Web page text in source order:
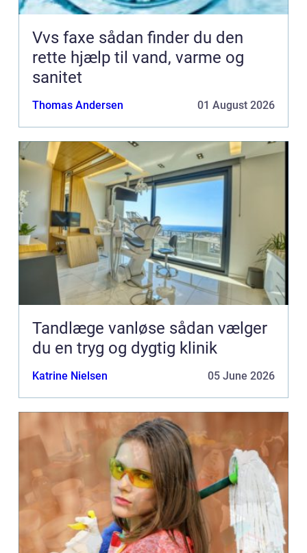
Vvs faxe sådan finder du den
rette hjælp til vand, varme og
sanitet
Thomas Andersen 01 August 2026
Tandlæge vanløse sådan vælger
du en tryg og dygtig klinik
Katrine Nielsen 05 June 2026